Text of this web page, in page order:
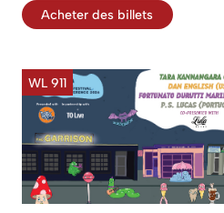
Acheter des billets
WL 911